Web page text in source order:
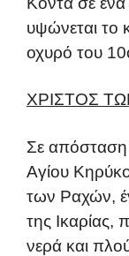
υψώνεται το
οχυρό του
ΧΡΙΣΤΟΣ
Σε απόσταση
Αγίου
των Ραχών,
της Ικαρίας,
νερά και